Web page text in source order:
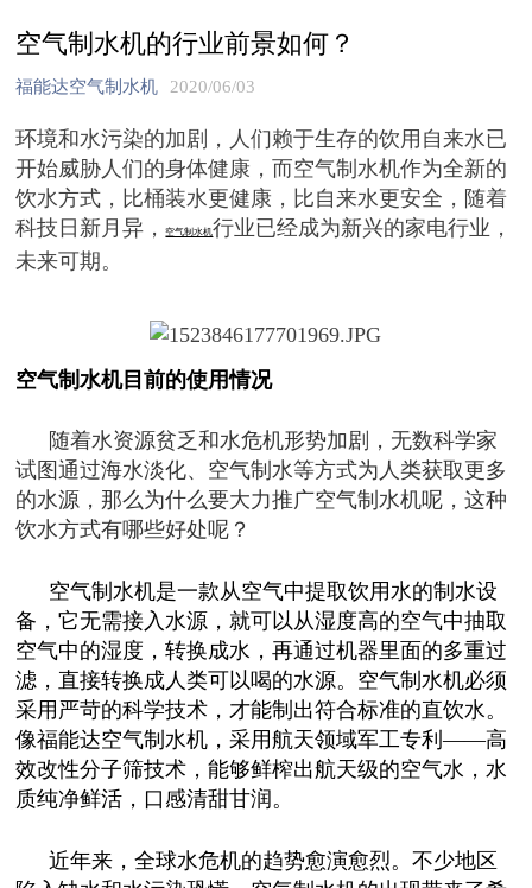
空气制水机的行业前景如何？
福能达空气制水机 2020/06/03
环境和水污染的加剧，人们赖于生存的饮用自来水已
开始威胁人们的身体健康，而空气制水机作为全新的
饮水方式，比桶装水更健康，比自来水更安全，随着
科技日新月异，空气制水机行业已经成为新兴的家电行业，
未来可期。
空气制水机目前的使用情况
随着水资源贫乏和水危机形势加剧，无数科学家
试图通过海水淡化、空气制水等方式为人类获取更多
的水源，那么为什么要大力推广空气制水机呢，这种
饮水方式有哪些好处呢？
空气制水机是一款从空气中提取饮用水的制水设
备，它无需接入水源，就可以从湿度高的空气中抽取
空气中的湿度，转换成水，再通过机器里面的多重过
滤，直接转换成人类可以喝的水源。空气制水机必须
采用严苛的科学技术，才能制出符合标准的直饮水。
像福能达空气制水机，采用航天领域军工专利——高
效改性分子筛技术，能够鲜榨出航天级的空气水，水
质纯净鲜活，口感清甜甘润。
近年来，全球水危机的趋势愈演愈烈。不少地区